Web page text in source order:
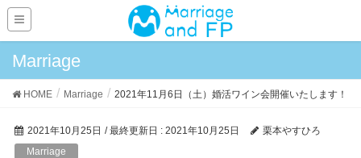
Marriage
HOME Marriage 2021年11月6日（土）婚活ワイン会開催いたします！
2021年10月25日 / 最終更新日 : 2021年10月25日
栗本やすひろ
Marriage